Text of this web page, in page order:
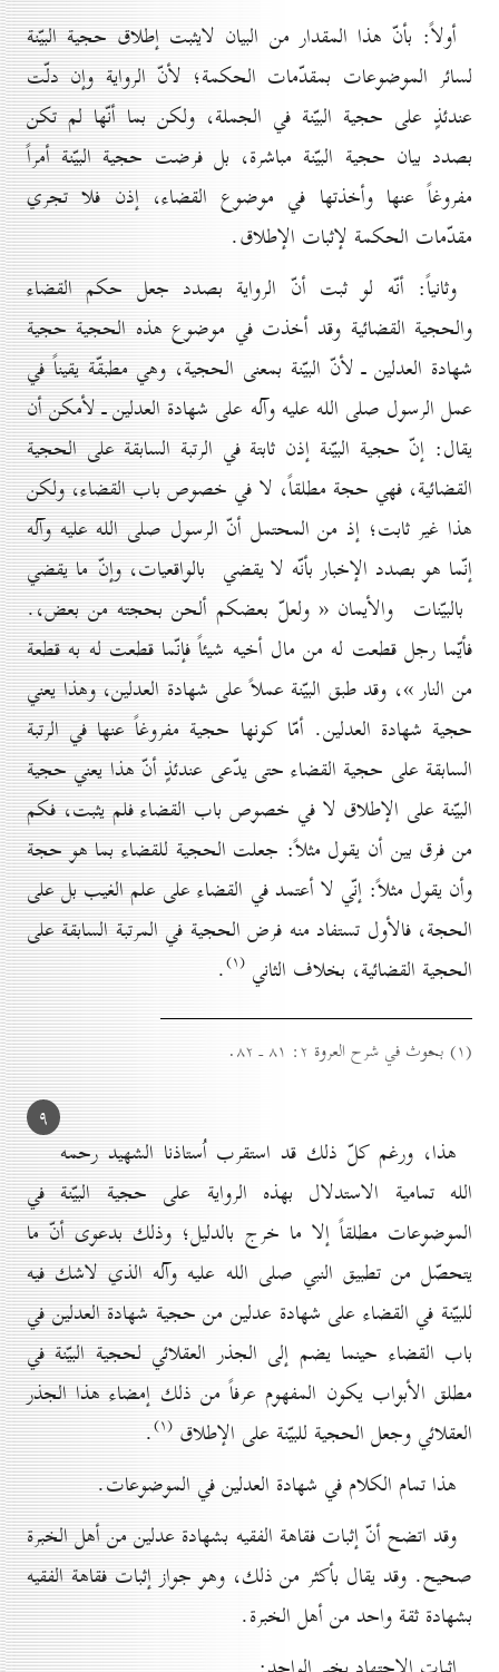
أولاً: بأنّ هذا المقدار من البيان لايثبت إطلاق حجية البيّنة
لسائر الموضوعات بمقدّمات الحكمة؛ لأنّ الرواية وإن دلّت
عندئذٍ على حجية البيّنة في الجملة، ولكن بما أنّها لم تكن
بصدد بيان حجية البيّنة مباشرة، بل فرضت حجية البيّنة أمراً
مفروغاً عنها وأخذتها في موضوع القضاء، إذن فلا تجري
مقدّمات الحكمة لإثبات الإطلاق.
وثانياً: أنّه لو ثبت أنّ الرواية بصدد جعل حكم القضاء
والحجية القضائية وقد أخذت في موضوع هذه الحجية حجية
شهادة العدلين ـ لأنّ البيّنة بمعنى الحجية، وهي مطبقّة يقيناً في
عمل الرسول صلى الله عليه وآله على شهادة العدلين ـ لأمكن أن
يقال: إنّ حجية البيّنة إذن ثابتة في الرتبة السابقة على الحجية
القضائية، فهي حجة مطلقاً، لا في خصوص باب القضاء، ولكن
هذا غير ثابت؛ إذ من المحتمل أنّ الرسول صلى الله عليه وآله
إنّما هو بصدد الإخبار بأنّه لا يقضي بالواقعيات، وإنّ ما يقضي
بالبيّنات والأيمان « ولعلّ بعضكم ألحن بحجته من بعض،.
فأيّما رجل قطعت له من مال أخيه شيئاً فإنّما قطعت له به قطعة
من النار »، وقد طبق البيّنة عملاً على شهادة العدلين، وهذا يعني
حجية شهادة العدلين. أمّا كونها حجية مفروغاً عنها في الرتبة
السابقة على حجية القضاء حتى يدّعى عندئذٍ أنّ هذا يعني حجية
البيّنة على الإطلاق لا في خصوص باب القضاء فلم يثبت، فكم
من فرق بين أن يقول مثلاً: جعلت الحجية للقضاء بما هو حجة
وأن يقول مثلاً: إنّي لا أعتمد في القضاء على علم الغيب بل على
الحجة، فالأول تستفاد منه فرض الحجية في المرتبة السابقة على
الحجية القضائية، بخلاف الثاني (۱) .
(۱) بحوث في شرح العروة ۲: ۸۱ ـ ۸۲.
۹
هذا، ورغم كلّ ذلك قد استقرب اُستاذنا الشهيد رحمه
الله تمامية الاستدلال بهذه الرواية على حجية البيّنة في
الموضوعات مطلقاً إلا ما خرج بالدليل؛ وذلك بدعوى أنّ ما
يتحصّل من تطبيق النبي صلى الله عليه وآله الذي لاشك فيه
للبيّنة في القضاء على شهادة عدلين من حجية شهادة العدلين في
باب القضاء حينما يضم إلى الجذر العقلائي لحجية البيّنة في
مطلق الأبواب يكون المفهوم عرفاً من ذلك إمضاء هذا الجذر
العقلائي وجعل الحجية للبيّنة على الإطلاق (۱) .
هذا تمام الكلام في شهادة العدلين في الموضوعات.
وقد اتضح أنّ إثبات فقاهة الفقيه بشهادة عدلين من أهل الخبرة
صحيح. وقد يقال بأكثر من ذلك، وهو جواز إثبات فقاهة الفقيه
بشهادة ثقة واحد من أهل الخبرة.